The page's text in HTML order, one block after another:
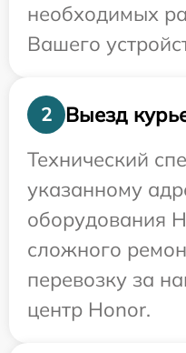
необходимых
Вашего
2
Выезд
Технический
указанному
оборудования
сложного
перевозку за
центр Honor.